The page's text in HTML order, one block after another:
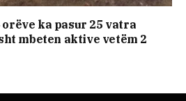
orëve ka pasur 25 vatra
mbeten aktive vetëm 2